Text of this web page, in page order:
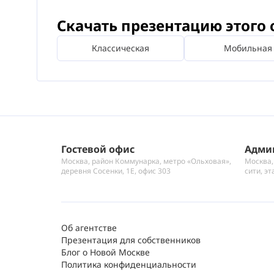
Скачать презентацию этого
Классическая Мобильная
Гостевой офис
Москва, район Коммунарка, метро «Ольховая»,
деревня Сосенки, 1Е, офис 303
сити,
Об агентстве
Презентация для собственников
Блог о Новой Москве
Политика конфиденциальности